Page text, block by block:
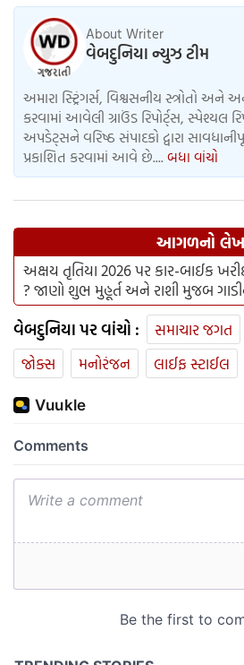
About Writer
વેબદુનિયા ન્યુઝ ટીમ
અમારા સ્ટ્રિંગર્સ, વિશ્વસનીય સ્ત્રોતો અને
કરવામાં આવેલી ગ્રાઉંડ રિપોર્ટ્સ, સ્પેશ્યલ
અપડેટ્સને વરિષ્ઠ સંપાદકો દ્વારા
પ્રકાશિત કરવામાં આવે છે.... બધા વાંચો
આગળનો લેખ
અક્ષય તૃતિયા 2026 પર કાર-બાઈક
? જાણો શુભ મુહૂર્ત અને રાશી મુજબ
વેબદુનિયા પર વાંચો : સમાચાર જગત
જોક્સ
મનોરંજન લાઈફ સ્ટાઈલ